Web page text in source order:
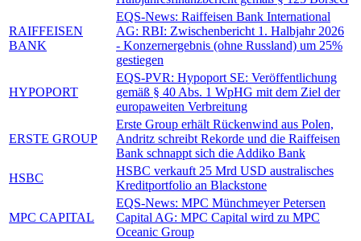
RAIFFEISEN
BANK
EQS-News: Raiffeisen Bank International
AG: RBI: Zwischenbericht 1. Halbjahr 2026
- Konzernergebnis (ohne Russland) um 25%
gestiegen
HYPOPORT
EQS-PVR: Hypoport SE: Veröffentlichung
gemäß § 40 Abs. 1 WpHG mit dem Ziel der
europaweiten Verbreitung
ERSTE GROUP
Erste Group erhält Rückenwind aus Polen,
Andritz schreibt Rekorde und die Raiffeisen
Bank schnappt sich die Addiko Bank
HSBC
HSBC verkauft 25 Mrd USD australisches
Kreditportfolio an Blackstone
MPC CAPITAL
EQS-News: MPC Münchmeyer Petersen
Capital AG: MPC Capital wird zu MPC
Oceanic Group